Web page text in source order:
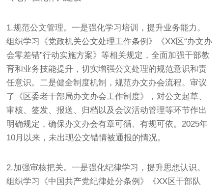
1.规范公文管理。一是强化学习培训，提升业务能力。
组织学习《党政机关公文处理工作条例》《XX区“办文办
会零差错”行动实施方案》等相关规定，全面加强干部教
育和业务技能提升，切实增强公文处理的规范意识和责
任意识。二是健全制度机制，规范办文办会流程。审议
了《区委老干部局办文办会工作制度》，对公文起草、
审核、签发、报送、归档以及会议活动管理等环节作出
明确规定，确保办文办会有章可循、有规可依。2025年
10月以来，未出现公文错情被通报的情况。
2.加强审核把关。一是强化纪律学习，提升思想认识。
组织学习《中国共产党纪律处分条例》《XX区干部队